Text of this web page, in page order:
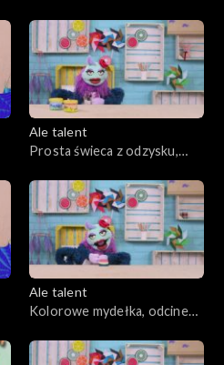
Ale talent
Prosta świeca z odzysku,
Ale talent
Kolorowe mydełka, odcinek